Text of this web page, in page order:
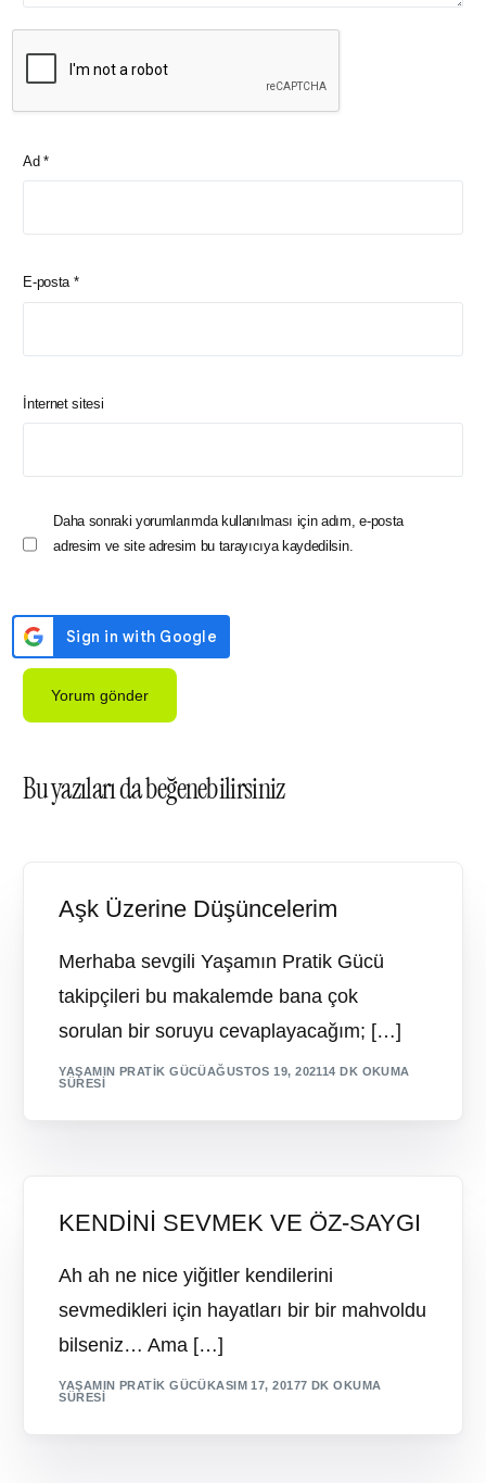
Ad*
E-posta *
İnternet sitesi
Daha sonraki yorumlarımda kullanılması için adım, e-posta
adresim ve site adresim bu tarayıcıya kaydedilsin.
Bu yazıları da beğenebilirsiniz
Aşk Üzerine Düşüncelerim
Merhaba sevgili Yaşamın Pratik Gücü
takipçileri bu makalemde bana çok
sorulan bir soruyu cevaplayacağım; […]
YAŞAMIN PRATIK GÜCÜAĞUSTOS 19, 202114 DK OKUMA
SÜRESI
KENDİNİ SEVMEK VE ÖZ-SAYGI
Ah ah ne nice yiğitler kendilerini
sevmedikleri için hayatları bir bir mahvoldu
bilseniz… Ama […]
YAŞAMIN PRATIK GÜCÜKASIM 17, 20177 DK OKUMA
SÜRESI